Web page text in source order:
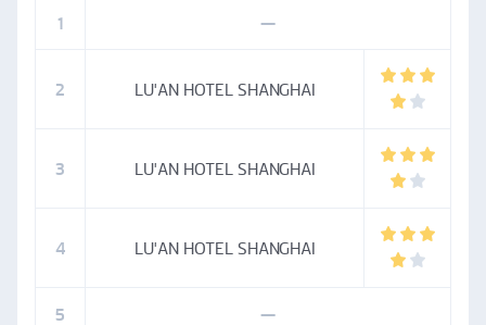
1
—
2 LU'AN HOTEL SHANGHAI
3 LU'AN HOTEL SHANGHAI
4 LU'AN HOTEL SHANGHAI
5 —